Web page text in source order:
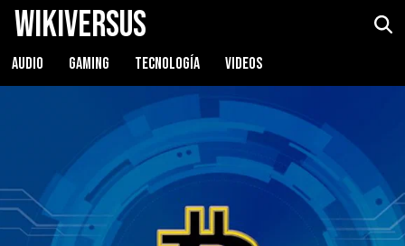
WikiVersus
AUDIO GAMING TECNOLOGÍA VIDEOS